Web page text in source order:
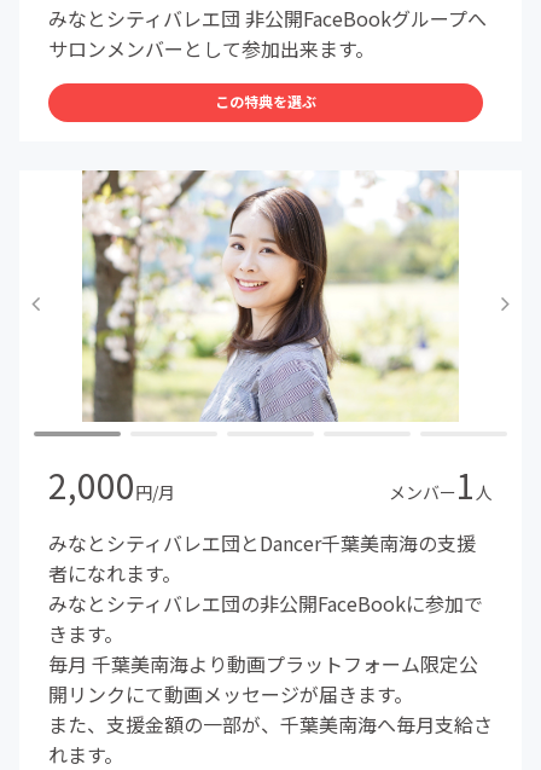
みなとシティバレエ団 非公開FaceBookグループへ
サロンメンバーとして参加出来ます。
この特典を選ぶ
2,000円/月 メンバー1 人
みなとシティバレエ団とDancer千葉美南海の支援
者になれます。
みなとシティバレエ団の非公開FaceBookに参加で
きます。
毎月 千葉美南海より動画プラットフォーム限定公
開リンクにて動画メッセージが届きます。
また、支援金額の一部が、千葉美南海へ毎月支給さ
れます。